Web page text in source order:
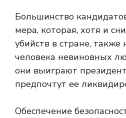
Большинство
мера, которая, хотя и
убийств в стране,
человека невиновных
они выиграют
предпочтут ее
Обеспечение